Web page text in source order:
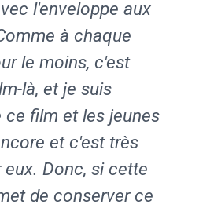
l'enveloppe aux
à chaque
le moins, c'est
là, et je suis
ce film et les jeunes
et c'est très
Donc, si cette
de conserver ce